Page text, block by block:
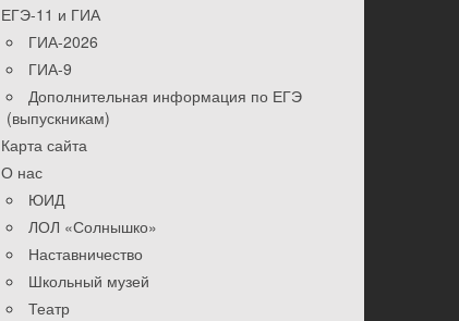
ЕГЭ-11 и ГИА
ГИА-2026
ГИА-9
Дополнительная информация по ЕГЭ
(выпускникам)
Карта сайта
О нас
ЮИД
ЛОЛ «Солнышко»
Наставничество
Школьный музей
Театр